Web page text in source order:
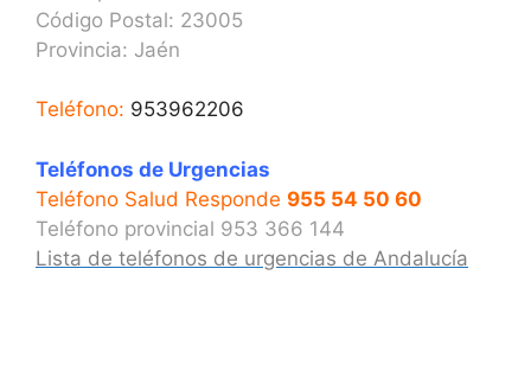
Código Postal: 23005
Provincia: Jaén
Teléfono: 953962206
Teléfonos de Urgencias
Teléfono Salud Responde 955 54 50 60
Teléfono provincial 953 366 144
Lista de teléfonos de urgencias de Andalucía